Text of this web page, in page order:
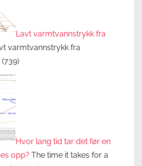
Lavt varmtvannstrykk fra
varmtvannstrykk fra
(739)
Hvor lang tid tar det før en
opp? The time it takes for a